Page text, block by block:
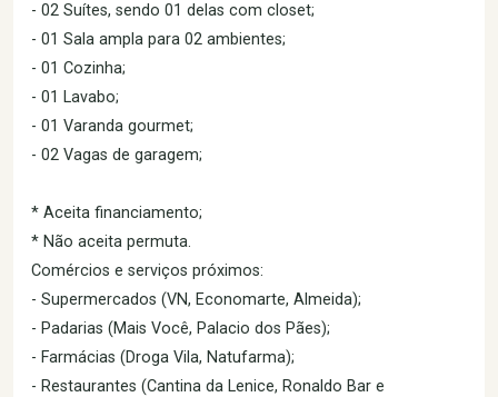
- 02 Suítes, sendo 01 delas com closet;
- 01 Sala ampla para 02 ambientes;
- 01 Cozinha;
- 01 Lavabo;
- 01 Varanda gourmet;
- 02 Vagas de garagem;
* Aceita financiamento;
* Não aceita permuta.
Comércios e serviços próximos:
- Supermercados (VN, Economarte, Almeida);
- Padarias (Mais Você, Palacio dos Pães);
- Farmácias (Droga Vila, Natufarma);
- Restaurantes (Cantina da Lenice, Ronaldo Bar e